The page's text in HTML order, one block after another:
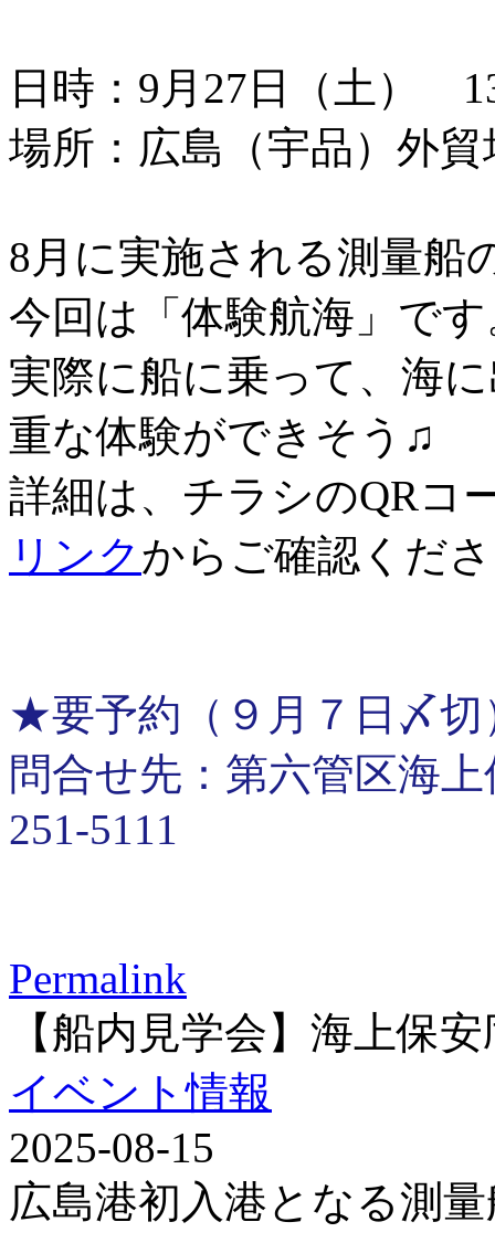
日時：9月27日（土）
場所：広島（宇品）外
8月に実施される測量船
今回は「体験航海」で
実際に船に乗って、海
重な体験ができそう♫
詳細は、チラシのQRコ
リンクからご確認くだ
★要予約（９月７日〆切
問合せ先：第六管区海
251-5111
Permalink
【船内見学会】海上保
イベント情報
2025-08-15
広島港初入港となる測